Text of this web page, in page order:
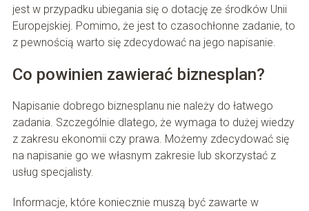
jest w przypadku ubiegania się o dotację ze środków Unii
Europejskiej. Pomimo, że jest to czasochłonne zadanie, to
z pewnością warto się zdecydować na jego napisanie.
Co powinien zawierać biznesplan?
Napisanie dobrego biznesplanu nie należy do łatwego
zadania. Szczególnie dlatego, że wymaga to dużej wiedzy
z zakresu ekonomii czy prawa. Możemy zdecydować się
na napisanie go we własnym zakresie lub skorzystać z
usług specjalisty.
Informacje, które koniecznie muszą być zawarte w